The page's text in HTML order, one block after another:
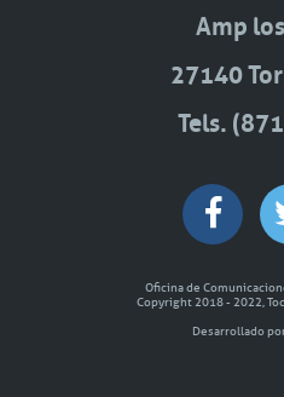
Amp
27140
Tels.
Oficina de
Copyright 2018 - 2022,
Desarrollado